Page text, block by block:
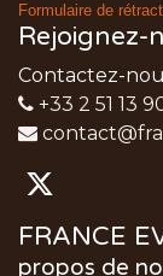
Formulaire de
Rejoignez-
Contactez-
+33 2 51 13
FRANCE
propos de